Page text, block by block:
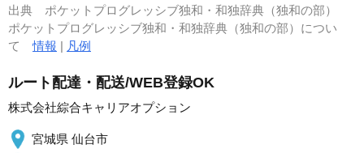
出典 ポケットプログレッシブ独和・和独辞典（独和の部）
ポケットプログレッシブ独和・和独辞典（独和の部）につい
て情報 | 凡例
ルート配達・配送/WEB登録OK
株式会社綜合キャリアオプション
宮城県 仙台市